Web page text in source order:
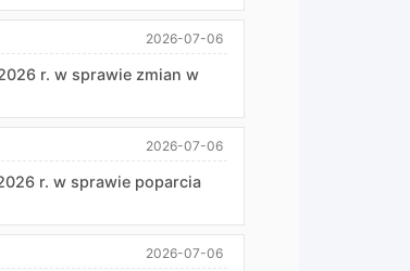
2026-07-06
r. w sprawie zmian w
2026-07-06
r. w sprawie poparcia
2026-07-06